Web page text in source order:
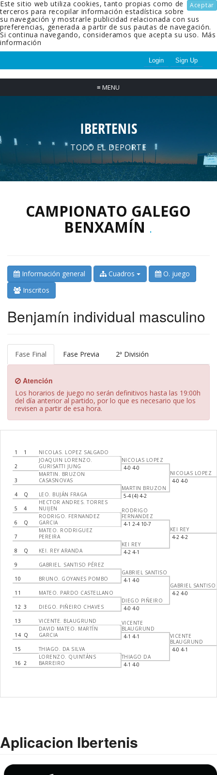
Aceptar
Este sitio web utiliza cookies, tanto propias como de
terceros para recopilar información estadística sobre
su navegación y mostrarle publicidad relacionada con sus
preferencias, generada a partir de sus pautas de navegación.
Si continua navegando, consideramos que acepta su uso. Más
información
Login Sign Up
≡ MENU
IBERTENIS
TODO EL DEPORTE
CAMPIONATO GALEGO
BENXAMÍN .
Información general Cuadros
O. juego
Inscritos
Benjamín individual masculino
Fase Final Fase Previa 2ª División
Atención
Los horarios de juego no serán definitivos hasta las 19:00h
del día anterior al partido, por lo que es necesario que los
revisen a partir de esa hora.
1 1 NICOLAS. LOPEZ SALGADO
2
JOAQUIN LORENZO.
GURISATTI JUNG
3
MARTIN. BRUZON
CASASNOVAS
4 Q LEO. BUJÁN FRAGA
5 4
HECTOR ANDRES. TORRES
NUIJEN
6 Q
RODRIGO. FERNANDEZ
GARCIA
7
MATEO. RODRIGUEZ
PEREIRA
8 Q KEI. REY ARANDA
9 GABRIEL. SANTISO PÉREZ
10 BRUNO. GOYANES POMBO
11 MATEO. PARDO CASTELLANO
12 3 DIEGO. PIÑEIRO CHAVES
13 VICENTE. BLAUGRUND
14 Q
DAVID MATEO. MARTÍN
GARCIA
15 THIAGO. DA SILVA
16 2
LORENZO. QUINTÁNS
BARREIRO
NICOLAS LOPEZ
4-0 4-0
MARTIN BRUZON
5-4 (4) 4-2
RODRIGO
FERNANDEZ
4-1 2-4 10-7
KEI REY
4-2 4-1
GABRIEL SANTISO
4-1 4-0
DIEGO PIÑEIRO
4-0 4-0
VICENTE
BLAUGRUND
4-1 4-1
THIAGO DA
4-1 4-0
NICOLAS LOPEZ
4-0 4-0
KEI REY
4-2 4-2
GABRIEL SANTISO
4-2 4-0
VICENTE
BLAUGRUND
4-0 4-1
Aplicacion Ibertenis